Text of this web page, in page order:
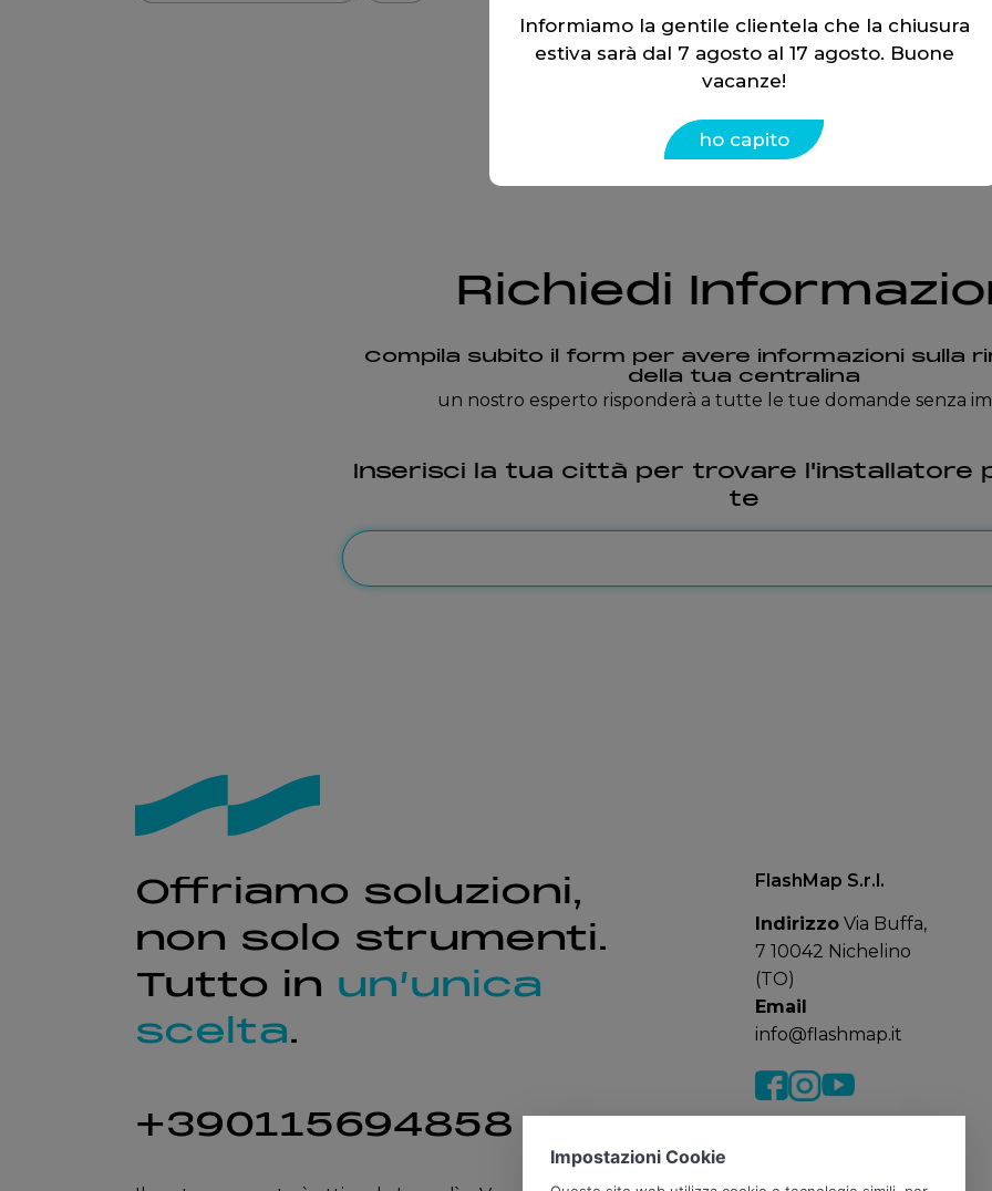
Richiedi
Compila subito il form per avere informazioni sulla
della tua centralina
un nostro esperto risponderà a tutte le tue domande senza
Inserisci la tua città per trovare l'installatore
te
Offriamo soluzioni,
non solo strumenti.
Tutto in un’unica
scelta.
+390115694858
FlashMap S.r.l.
IndirizzoVia Buffa,
7 10042 Nichelino
(TO)
Email
info@flashmap.it
Informiamo la gentile clientela che la chiusura
estiva sarà dal 7 agosto al 17 agosto. Buone
vacanze!
ho capito